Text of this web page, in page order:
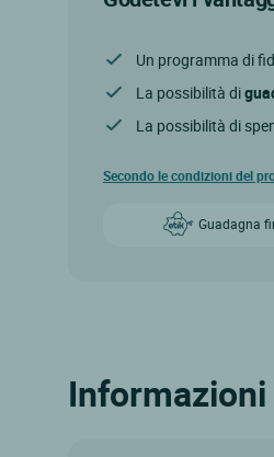
Un programma di
La possibilità di
La possibilità di
Secondo le condizioni del
Guadagna